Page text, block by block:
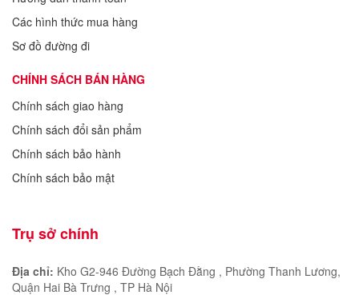
Các hình thức mua hàng
Sơ đồ đường đi
CHÍNH SÁCH BÁN HÀNG
Chính sách giao hàng
Chính sách đổi sản phẩm
Chính sách bảo hành
Chính sách bảo mật
Trụ sở chính
Địa chỉ: Kho G2-946 Đường Bạch Đằng , Phường Thanh Lương,
Quận Hai Bà Trưng , TP Hà Nội